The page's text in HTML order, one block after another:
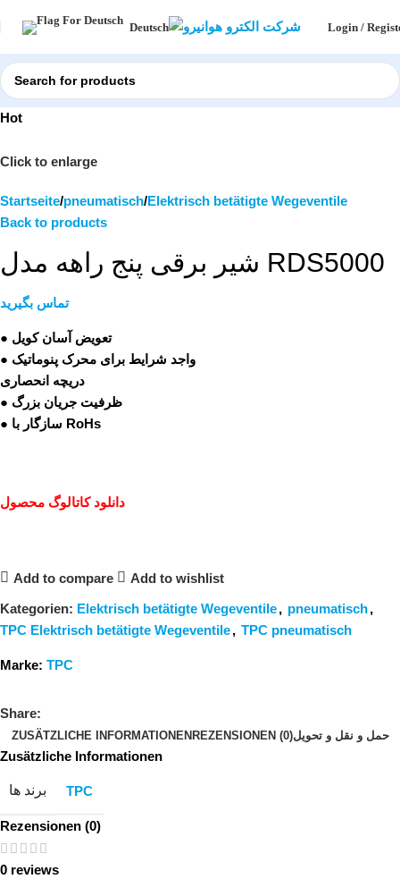
Deutsch Login /
Hot
Click to enlarge
Startseite pneumatisch Elektrisch betätigte Wegeventile
Back to products
شیر برقی پنج راهه مدل RDS5000
تماس بگیرید
● تعویض آسان کویل
● واجد شرایط برای محرک پنوماتیک
دریچه انحصاری
● ظرفیت جریان بزرگ
● سازگار با RoHs
دانلود کاتالوگ محصول
Add to compare Add to wishlist
Kategorien: Elektrisch betätigte Wegeventile, pneumatisch,
TPC Elektrisch betätigte Wegeventile, TPC pneumatisch
Marke: TPC
Share:
ZUSÄTZLICHE INFORMATIONEN REZENSIONEN (0)حمل و نقل و تحویل
Zusätzliche Informationen
برند ها TPC
Rezensionen (0)
0 reviews